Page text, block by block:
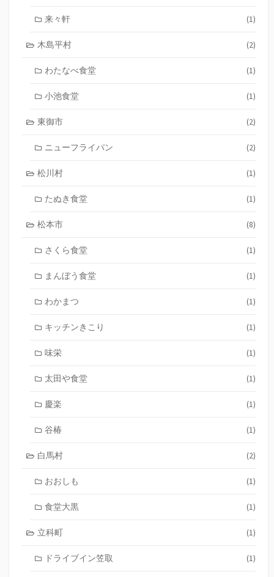
来々軒 (1)
木島平村 (2)
わたなべ食堂 (1)
小池食堂 (1)
東御市 (2)
ニューフライパン (2)
松川村 (1)
たぬき食堂 (1)
松本市 (8)
さくら食堂 (1)
まんぼう食堂 (1)
わかまつ (1)
キッチンきこり (1)
味栄 (1)
太田や食堂 (1)
慶楽 (1)
谷椿 (1)
白馬村 (2)
おおしも (1)
食堂大黒 (1)
立科町 (1)
ドライブイン笠取 (1)